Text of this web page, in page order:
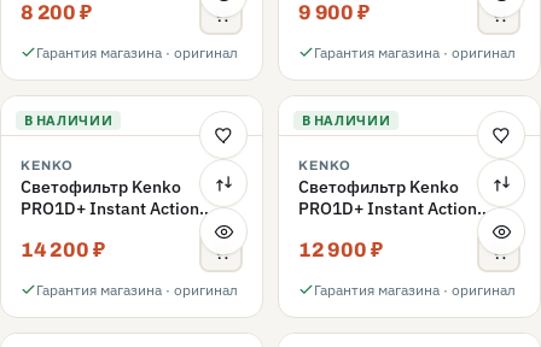
8 200 ₽
Гарантия магазина · оригинал
9 900 ₽
Гарантия магазина · оригинал
В НАЛИЧИИ
KENKO
Светофильтр Kenko
PRO1D+ Instant Action
Variable NDX3-450+C-PLS
переменной плотности
14 200 ₽
Гарантия магазина · оригинал
В НАЛИЧИИ
KENKO
Светофильтр Kenko
PRO1D+ Instant Action
Variable NDX3-450+C-PL
переменной плотности
12 900 ₽
Гарантия магазина · оригинал